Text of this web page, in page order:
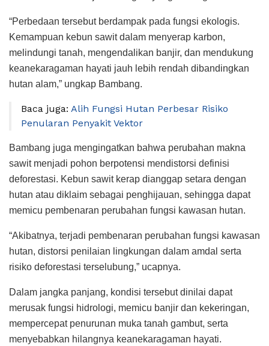
“Perbedaan tersebut berdampak pada fungsi ekologis.
Kemampuan kebun sawit dalam menyerap karbon,
melindungi tanah, mengendalikan banjir, dan mendukung
keanekaragaman hayati jauh lebih rendah dibandingkan
hutan alam,” ungkap Bambang.
Baca juga: Alih Fungsi Hutan Perbesar Risiko
Penularan Penyakit Vektor
Bambang juga mengingatkan bahwa perubahan makna
sawit menjadi pohon berpotensi mendistorsi definisi
deforestasi. Kebun sawit kerap dianggap setara dengan
hutan atau diklaim sebagai penghijauan, sehingga dapat
memicu pembenaran perubahan fungsi kawasan hutan.
“Akibatnya, terjadi pembenaran perubahan fungsi kawasan
hutan, distorsi penilaian lingkungan dalam amdal serta
risiko deforestasi terselubung,” ucapnya.
Dalam jangka panjang, kondisi tersebut dinilai dapat
merusak fungsi hidrologi, memicu banjir dan kekeringan,
mempercepat penurunan muka tanah gambut, serta
menyebabkan hilangnya keanekaragaman hayati.